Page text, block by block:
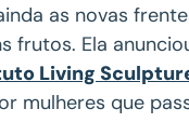
as novas
frutos. Ela
Living
mulheres que